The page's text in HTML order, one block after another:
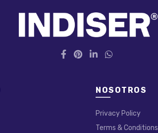
NOSOTROS
Privacy Policy
Terms & Conditions